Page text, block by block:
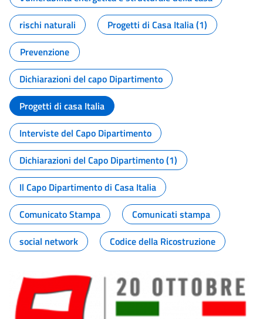
rischi naturali
Progetti di Casa Italia (1)
Prevenzione
Dichiarazioni del capo Dipartimento
Progetti di casa Italia
Interviste del Capo Dipartimento
Dichiarazioni del Capo Dipartimento (1)
Il Capo Dipartimento di Casa Italia
Comunicato Stampa
Comunicati stampa
social network
Codice della Ricostruzione